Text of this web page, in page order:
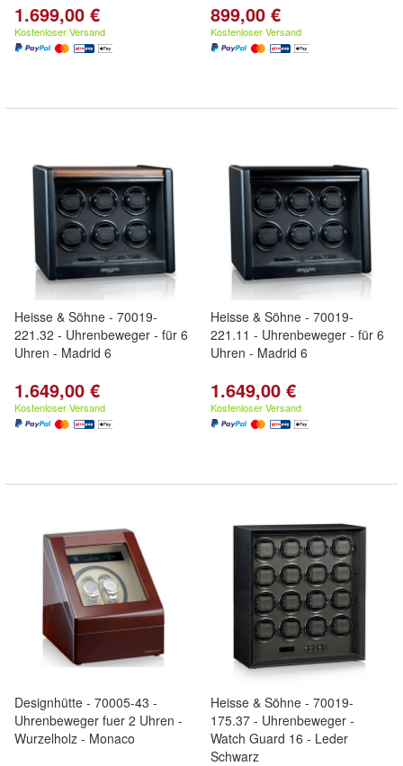
1.699,00 €
Kostenloser Versand
899,00 €
Kostenloser Versand
Heisse & Söhne - 70019-
221.32 - Uhrenbeweger - für 6
Uhren - Madrid 6
1.649,00 €
Kostenloser Versand
Heisse & Söhne - 70019-
221.11 - Uhrenbeweger - für 6
Uhren - Madrid 6
1.649,00 €
Kostenloser Versand
Designhütte - 70005-43 -
Uhrenbeweger fuer 2 Uhren -
Wurzelholz - Monaco
Heisse & Söhne - 70019-
175.37 - Uhrenbeweger -
Watch Guard 16 - Leder
Schwarz